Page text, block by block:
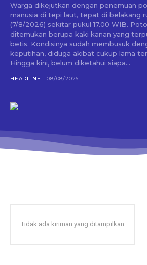
Warga dikejutkan dengan penemuan
manusia di tepi laut, tepat di belakang
(7/8/2026) sekitar pukul 17.00 WIB. Potongan tubuh yang
ditemukan berupa kaki kanan yang
betis. Kondisinya sudah membusuk
keputihan, diduga akibat cukup lama
Hingga kini, belum diketahui siapa...
HEADLINE 08/08/2026
Tidak ada kiriman yang ditampilkan